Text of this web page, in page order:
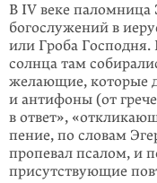
В IV веке паломница
богослужений в
или Гроба
солнца там
желающие, которые
и антифоны (от
в ответ»,
пение, по словам
пропевал псалом, и
присутствующие